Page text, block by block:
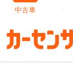
中古車